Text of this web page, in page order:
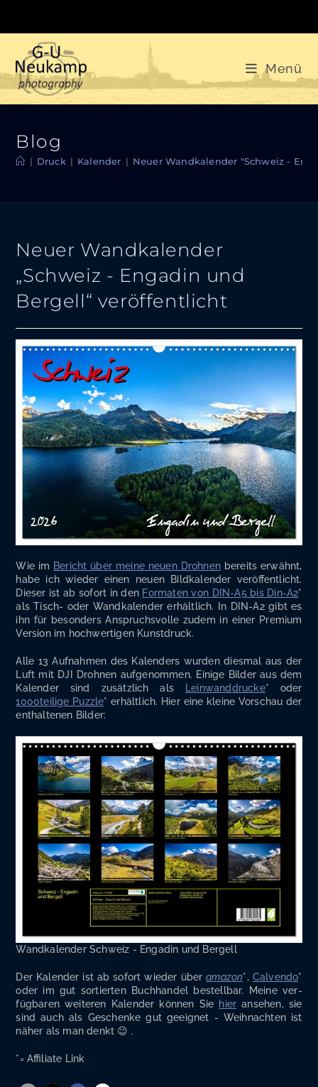
springen
Menü
Blog
| Druck | Kalender | Neuer Wandkalender "Schweiz -
Neuer Wandkalender
„Schweiz - Engadin und
Bergell“ veröffentlicht
Wie im Bericht über mei­ne neu­en Droh­nenbereits erwähnt,
habe ich wie­der einen neu­en Bild­ka­len­der ver­öf­fent­licht.
Die­ser ist ab sofort in den For­ma­ten von DIN-A5 bis Din-A2*
als Tisch- oder Wand­ka­len­der erhält­lich. In DIN-A2 gibt es
ihn für beson­ders Anspruchs­vol­le zudem in einer Pre­mi­um
Ver­si­on im hoch­wer­ti­gen Kunstdruck.
Alle 13 Auf­nah­men des Kalen­ders wur­den dies­mal aus der
Luft mit DJI Droh­nen auf­ge­nom­men. Eini­ge Bil­der aus dem
Kalen­der sind zusätz­lich als
Lein­wand­dru­cke* oder
1000teilige Puz­zle* erhält­lich. Hier eine klei­ne Vor­schau der
ent­hal­te­nen Bilder:
Wand­ka­len­der Schweiz - Enga­din und Bergell
Der Kalen­der ist ab sofort wie­der überama­zon*, Cal­ven­do*
oder im gut sor­tier­ten Buch­han­del bestell­bar. Mei­ne ver­
füg­ba­ren wei­te­ren Kalen­der kön­nen Sie hier anse­hen, sie
sind auch als Geschen­ke gut geeig­net - Weih­nach­ten ist
näher als man denkt 😉 .
*= Affi­lia­te Link